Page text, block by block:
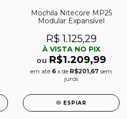
Mochila Nitecore MP25
Modular Expansível
R$ 1.125,29
À VISTA NO PIX
ou R$1.209,99
em até 6 x de R$201,67 sem
juros
ESPIAR